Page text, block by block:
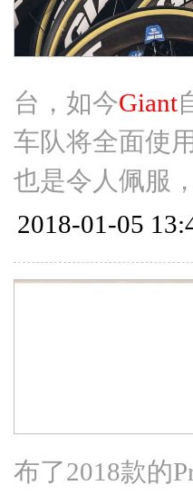
台，如今Giant
车队将全面使
也是令人佩服
2018-01-05
布了2018款的